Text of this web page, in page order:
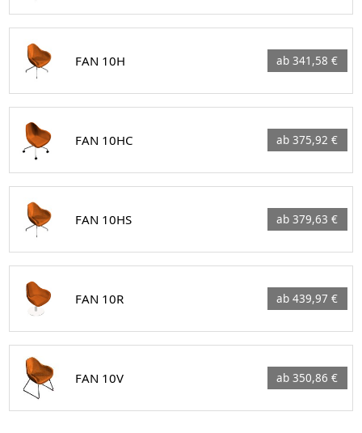
FAN 10H ab 341,58 €
FAN 10HC ab 375,92 €
FAN 10HS ab 379,63 €
FAN 10R ab 439,97 €
FAN 10V ab 350,86 €